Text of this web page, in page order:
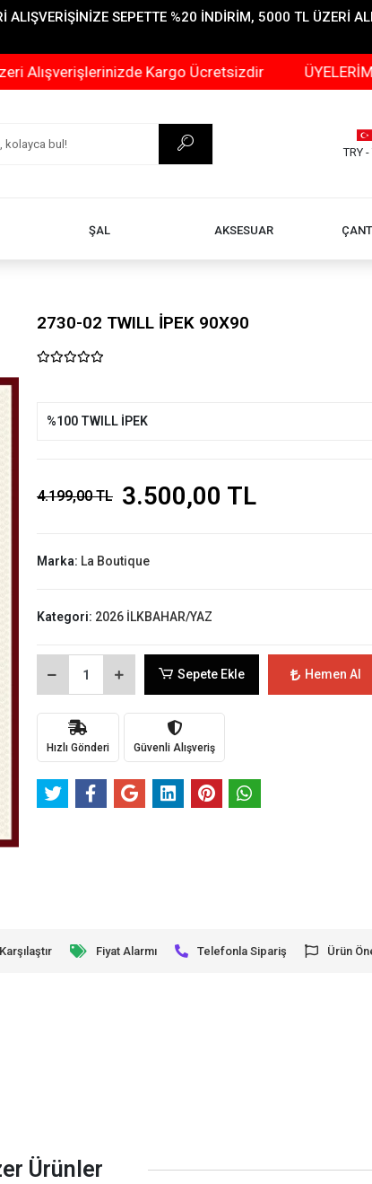
SEPETTE %20 İNDİRİM, 5000 TL ÜZERİ
Kargo Ücretsizdir ÜYELERİMİZE
TRY
ŞAL AKSESUAR
2730-02 TWILL İPEK 90X90
%100 TWILL İPEK
4.199,00 TL 3.500,00 TL
Marka: La Boutique
Kategori: 2026 İLKBAHAR/YAZ
Sepete Ekle Hemen Al
Hızlı Gönderi Güvenli Alışveriş
Karşılaştır Fiyat Alarmı Telefonla Sipariş Ürün
Ürünler